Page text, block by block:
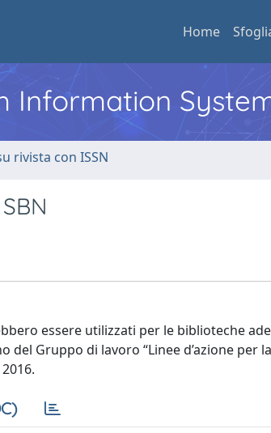
Home
Information
rivista con ISSN
essere utilizzati per le biblioteche
del Gruppo di lavoro “Linee d’azione per la